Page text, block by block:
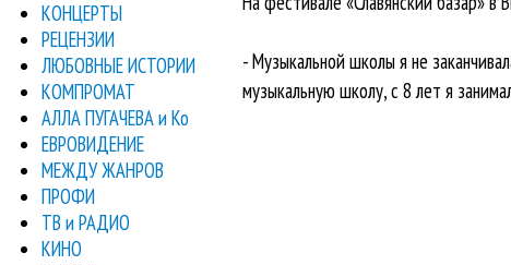
- Музыкальной школы я не
музыкальную школу, с 8 лет я
КОНЦЕРТЫ
РЕЦЕНЗИИ
ЛЮБОВНЫЕ ИСТОРИИ
КОМПРОМАТ
АЛЛА ПУГАЧЕВА и Ко
ЕВРОВИДЕНИЕ
МЕЖДУ ЖАНРОВ
ПРОФИ
ТВ и РАДИО
КИНО